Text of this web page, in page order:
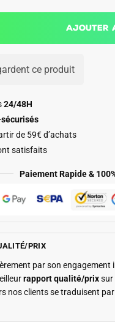
Ajouter
ce produit
24/48H
sécurisés
de 59€ d’achats
satisfaits
Paiement Rapide &
PRIX
par son engagement
rapport qualité/prixsur
nos clients se traduisent